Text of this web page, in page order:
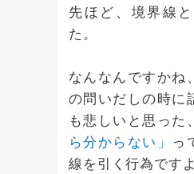
先ほど、境界線
た。
なんなんですかね
の問いだしの時に
も悲しいと思った、
ら分からない」 っ
線を引く行為ですよ